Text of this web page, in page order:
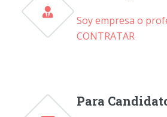
Soy empresa o
CONTRATAR
Para